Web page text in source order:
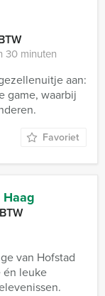
30 minuten
aan:
game, waarbij
Favoriet
van Hofstad
én leuke